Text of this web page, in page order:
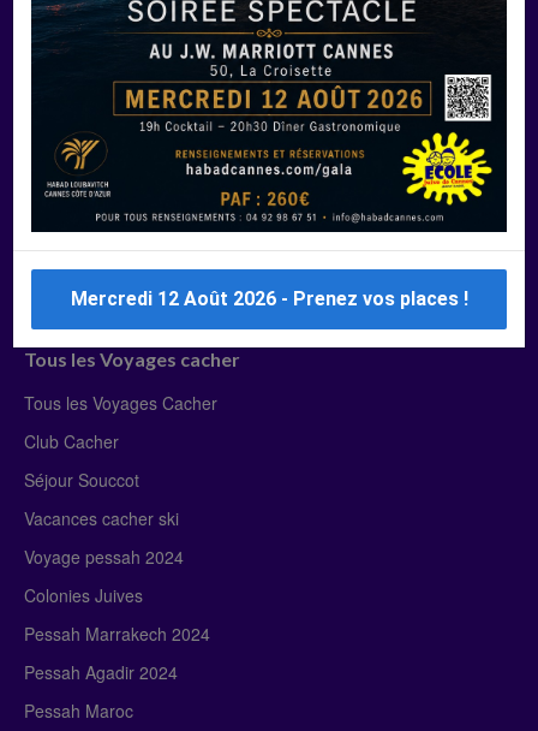
Manger Cacher
Liste des restaurants cacher
Restaurants cacher à Paris
Restaurants cacher à Deauville
Restaurants cacher à Lyon
Restaurants cacher à Marseille
Restaurants cacher Dubaï
Tous les Voyages cacher
Tous les Voyages Cacher
Club Cacher
Séjour Souccot
Vacances cacher ski
Voyage pessah 2024
Colonies Juives
Pessah Marrakech 2024
Pessah Agadir 2024
Pessah Maroc
Mercredi 12 Août 2026 - Prenez vos places !